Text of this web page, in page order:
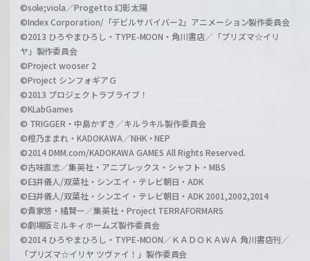
©sole;viola／Progetto 幻影太陽
©Index Corporation/「デビルサバイバー2」アニメーション製作委員会
©2013 ひろやまひろし・TYPE-MOON・角川書店／「プリズマ☆イリ
ヤ」製作委員会
©Project wooser 2
©Project シンフォギアＧ
©2013 プロジェクトラブライブ！
©KLabGames
© TRIGGER・中島かずき／キルラキル製作委員会
©橙乃ままれ・KADOKAWA／NHK・NEP
©2014 DMM.com/KADOKAWA GAMES All Rights Reserved.
©古味直志／集英社・アニプレックス・シャフト・MBS
©臼井儀人/双葉社・シンエイ・テレビ朝日・ADK
©臼井儀人/双葉社・シンエイ・テレビ朝日・ADK 2001,2002,2014
©貴家悠・橘賢一／集英社・Project TERRAFORMARS
©劇場版ミルキィホームズ製作委員会
©2014 ひろやまひろし・TYPE-MOON／ＫＡＤＯＫＡＷＡ 角川書店刊／
「プリズマ☆イリヤ ツヴァイ！」製作委員会